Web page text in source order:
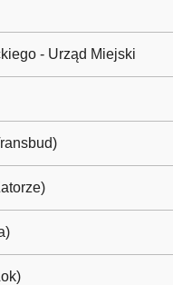
- Urząd Miejski